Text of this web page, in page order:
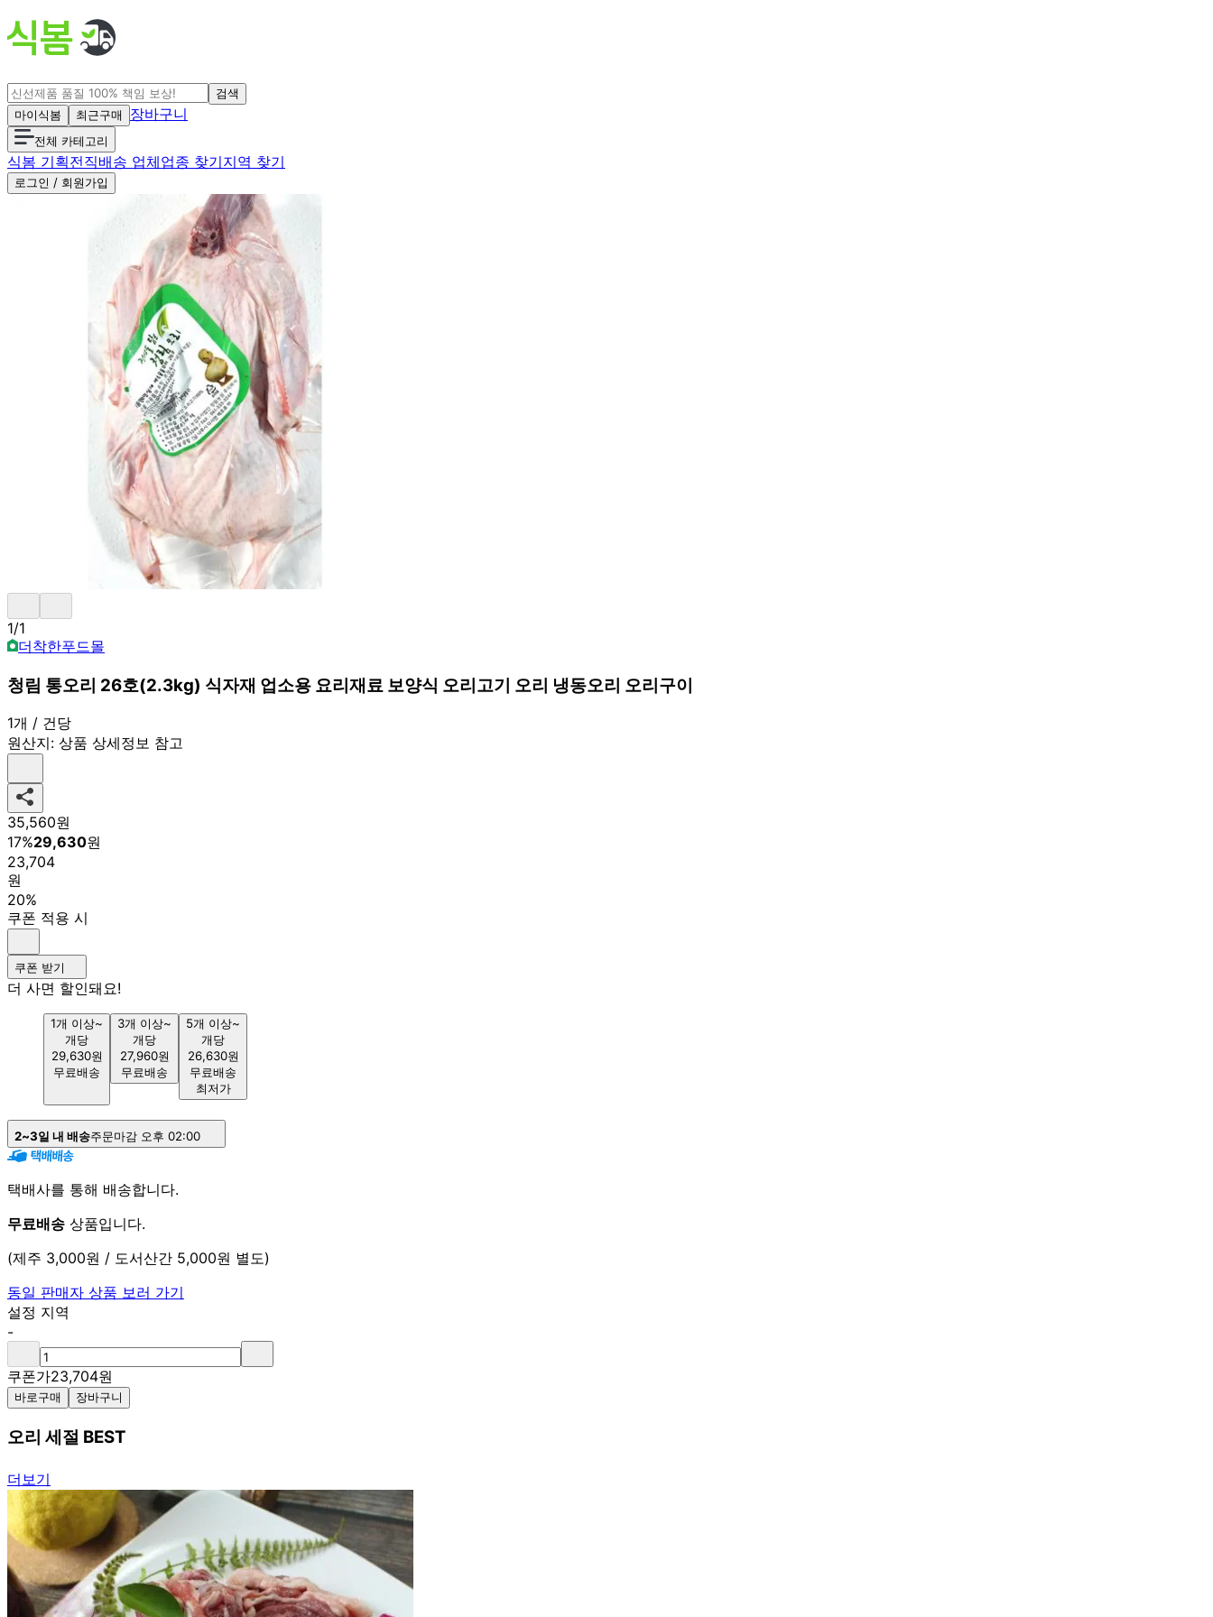
검색
마이식봄
최근구매 장바구니
전체 카테고리
식봄 기획전직배송 업체업종 찾기지역 찾기
로그인 / 회원가입
1/1
더착한푸드몰
청림 통오리 26호(2.3kg) 식자재 업소용 요리재료 보양식 오리고기 오리 냉동오리 오리구이
1개 / 건당
원산지: 상품 상세정보 참고
35,560원
17%29,630원
23,704
원
20%
쿠폰 적용 시
쿠폰 받기
더 사면 할인돼요!
1개 이상~
개당
29,630원
무료배송
3개 이상~
개당
27,960원
무료배송
5개 이상~
개당
26,630원
무료배송
최저가
2~3일 내 배송주문마감 오후 02:00
택배사를 통해 배송합니다.
무료배송 상품입니다.
(제주 3,000원 / 도서산간 5,000원 별도)
동일 판매자 상품 보러 가기
설정 지역
-
쿠폰가23,704원
바로구매 장바구니
오리 세절 BEST
더보기